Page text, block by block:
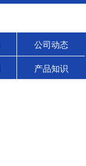
公司动态
产品知识